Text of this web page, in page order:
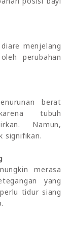
menjelang
perubahan
berat
tubuh
Namun,
signifikan.
merasa
yang
tidur siang